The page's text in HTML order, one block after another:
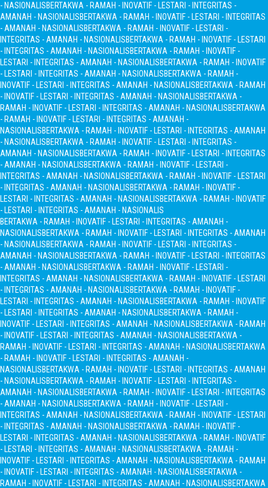
- NASIONALISBERTAKWA - RAMAH - INOVATIF - LESTARI - INTEGRITAS -
AMANAH - NASIONALISBERTAKWA - RAMAH - INOVATIF - LESTARI - INTEGRITAS
- AMANAH - NASIONALISBERTAKWA - RAMAH - INOVATIF - LESTARI -
INTEGRITAS - AMANAH - NASIONALISBERTAKWA - RAMAH - INOVATIF - LESTARI
- INTEGRITAS - AMANAH - NASIONALISBERTAKWA - RAMAH - INOVATIF -
LESTARI - INTEGRITAS - AMANAH - NASIONALISBERTAKWA - RAMAH - INOVATIF
- LESTARI - INTEGRITAS - AMANAH - NASIONALISBERTAKWA - RAMAH -
INOVATIF - LESTARI - INTEGRITAS - AMANAH - NASIONALISBERTAKWA - RAMAH
- INOVATIF - LESTARI - INTEGRITAS - AMANAH - NASIONALISBERTAKWA -
RAMAH - INOVATIF - LESTARI - INTEGRITAS - AMANAH - NASIONALISBERTAKWA
- RAMAH - INOVATIF - LESTARI - INTEGRITAS - AMANAH -
NASIONALISBERTAKWA - RAMAH - INOVATIF - LESTARI - INTEGRITAS - AMANAH
- NASIONALISBERTAKWA - RAMAH - INOVATIF - LESTARI - INTEGRITAS -
AMANAH - NASIONALISBERTAKWA - RAMAH - INOVATIF - LESTARI - INTEGRITAS
- AMANAH - NASIONALISBERTAKWA - RAMAH - INOVATIF - LESTARI -
INTEGRITAS - AMANAH - NASIONALISBERTAKWA - RAMAH - INOVATIF - LESTARI
- INTEGRITAS - AMANAH - NASIONALISBERTAKWA - RAMAH - INOVATIF -
LESTARI - INTEGRITAS - AMANAH - NASIONALISBERTAKWA - RAMAH - INOVATIF
- LESTARI - INTEGRITAS - AMANAH - NASIONALIS
BERTAKWA - RAMAH - INOVATIF - LESTARI - INTEGRITAS - AMANAH -
NASIONALISBERTAKWA - RAMAH - INOVATIF - LESTARI - INTEGRITAS - AMANAH
- NASIONALISBERTAKWA - RAMAH - INOVATIF - LESTARI - INTEGRITAS -
AMANAH - NASIONALISBERTAKWA - RAMAH - INOVATIF - LESTARI - INTEGRITAS
- AMANAH - NASIONALISBERTAKWA - RAMAH - INOVATIF - LESTARI -
INTEGRITAS - AMANAH - NASIONALISBERTAKWA - RAMAH - INOVATIF - LESTARI
- INTEGRITAS - AMANAH - NASIONALISBERTAKWA - RAMAH - INOVATIF -
LESTARI - INTEGRITAS - AMANAH - NASIONALISBERTAKWA - RAMAH - INOVATIF
- LESTARI - INTEGRITAS - AMANAH - NASIONALISBERTAKWA - RAMAH -
INOVATIF - LESTARI - INTEGRITAS - AMANAH - NASIONALISBERTAKWA - RAMAH
- INOVATIF - LESTARI - INTEGRITAS - AMANAH - NASIONALISBERTAKWA -
RAMAH - INOVATIF - LESTARI - INTEGRITAS - AMANAH - NASIONALISBERTAKWA
- RAMAH - INOVATIF - LESTARI - INTEGRITAS - AMANAH -
NASIONALISBERTAKWA - RAMAH - INOVATIF - LESTARI - INTEGRITAS - AMANAH
- NASIONALISBERTAKWA - RAMAH - INOVATIF - LESTARI - INTEGRITAS -
AMANAH - NASIONALISBERTAKWA - RAMAH - INOVATIF - LESTARI - INTEGRITAS
- AMANAH - NASIONALISBERTAKWA - RAMAH - INOVATIF - LESTARI -
INTEGRITAS - AMANAH - NASIONALISBERTAKWA - RAMAH - INOVATIF - LESTARI
- INTEGRITAS - AMANAH - NASIONALISBERTAKWA - RAMAH - INOVATIF -
LESTARI - INTEGRITAS - AMANAH - NASIONALISBERTAKWA - RAMAH - INOVATIF
- LESTARI - INTEGRITAS - AMANAH - NASIONALISBERTAKWA - RAMAH -
INOVATIF - LESTARI - INTEGRITAS - AMANAH - NASIONALISBERTAKWA - RAMAH
- INOVATIF - LESTARI - INTEGRITAS - AMANAH - NASIONALISBERTAKWA -
RAMAH - INOVATIF - LESTARI - INTEGRITAS - AMANAH - NASIONALISBERTAKWA